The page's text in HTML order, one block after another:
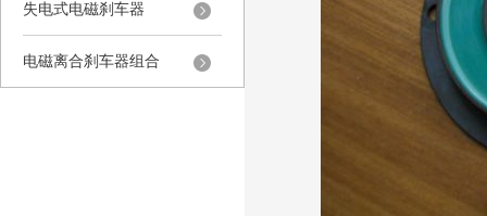
失电式电磁刹车器
电磁离合刹车器组合